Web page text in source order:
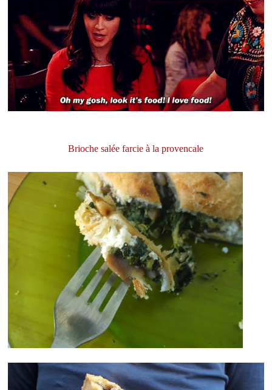
Brioche salée farcie à la provencale